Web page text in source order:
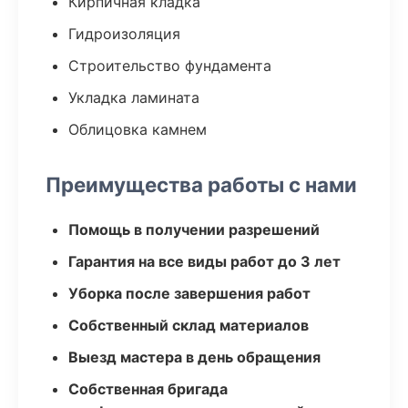
Гидроизоляция
Строительство фундамента
Укладка ламината
Облицовка камнем
Преимущества работы с нами
Помощь в получении разрешений
Гарантия на все виды работ до 3 лет
Уборка после завершения работ
Собственный склад материалов
Выезд мастера в день обращения
Собственная бригада